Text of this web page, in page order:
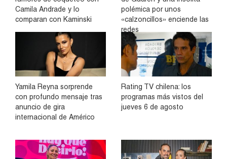
Camila Andrade y lo
comparan con Kaminski
polémica por unos
«calzoncillos» enciende las
redes
Yamila Reyna sorprende
con profundo mensaje tras
anuncio de gira
internacional de Américo
Rating TV chilena: los
programas más vistos del
jueves 6 de agosto